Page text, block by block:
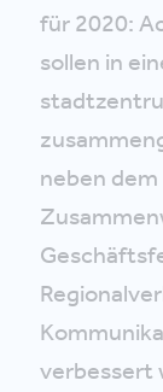
für 2020:
sollen in
neben
verbessert